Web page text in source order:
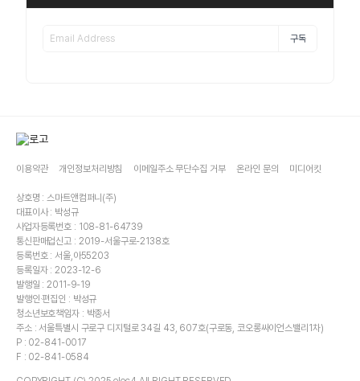
구독
이용약관 개인정보처리방침 이메일주소 무단수집 거부 온라인 문의 미디어킷
상호명 : 스마트앤컴퍼니(주)
대표이사 : 박성규
사업자등록번호 : 108-81-64739
통신판매업신고 : 2019-서울구로-2138호
등록번호 : 서울,아55203
등록일자 : 2023-12-6
발행일 : 2011-9-19
발행인·편집인 : 박성규
청소년보호책임자 : 박종서
주소 : 서울특별시 구로구 디지털로 34길 43, 607호(구로동, 코오롱싸이언스밸리1차)
P : 02-841-0017
F : 02-841-0584